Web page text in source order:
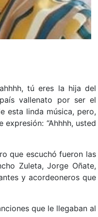
tú eres la hija del
vallenato por ser el
esta linda música, pero,
“Ahhhh, usted
que escuchó fueron las
Zuleta, Jorge Oñate,
y acordeoneros que
que le llegaban al